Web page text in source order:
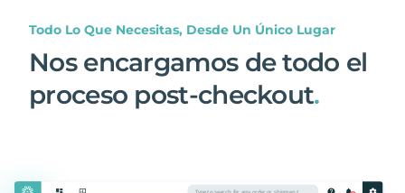
Todo Lo Que Necesitas, Desde Un Único Lugar
Nos encargamos de todo el
proceso post-checkout.